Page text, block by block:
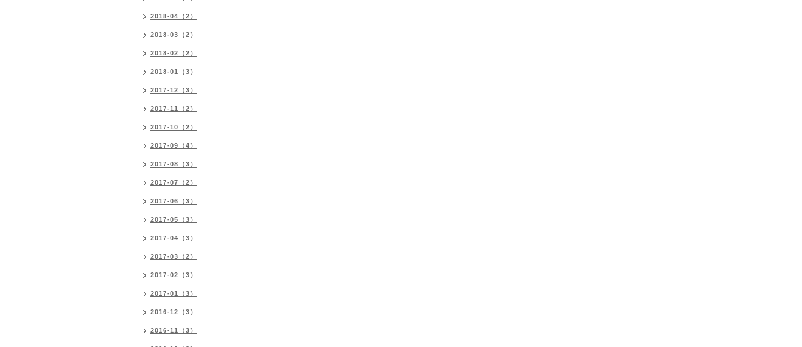
2018-04（2）
2018-03（2）
2018-02（2）
2018-01（3）
2017-12（3）
2017-11（2）
2017-10（2）
2017-09（4）
2017-08（3）
2017-07（2）
2017-06（3）
2017-05（3）
2017-04（3）
2017-03（2）
2017-02（3）
2017-01（3）
2016-12（3）
2016-11（3）